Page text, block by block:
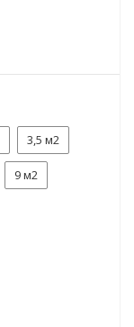
3,5 м2
9 м2